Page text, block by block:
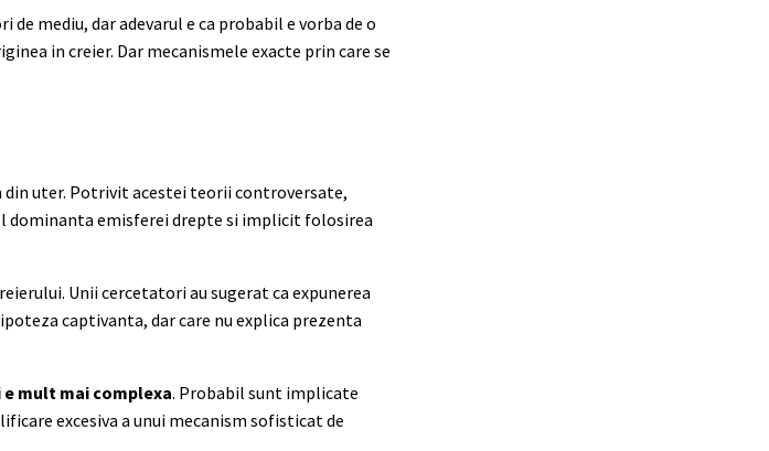
mediu, dar adevarul e ca probabil e vorba de o
in creier. Dar mecanismele exacte prin care se
uter. Potrivit acestei teorii controversate,
dominanta emisferei drepte si implicit folosirea
Unii cercetatori au sugerat ca expunerea
captivanta, dar care nu explica prezenta
mult mai complexa. Probabil sunt implicate
excesiva a unui mecanism sofisticat de